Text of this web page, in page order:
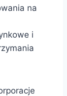
na
i